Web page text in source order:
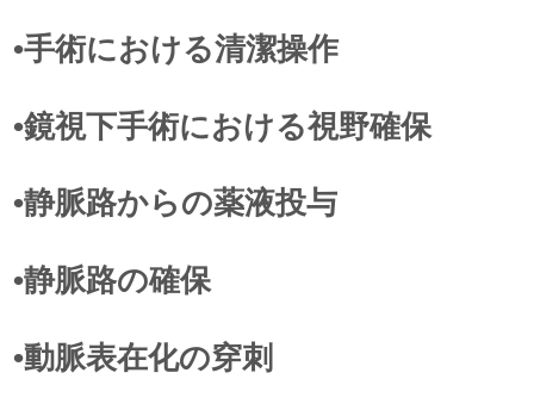
•手術における清潔操作
•鏡視下手術における視野確保
•静脈路からの薬液投与
•静脈路の確保
•動脈表在化の穿刺